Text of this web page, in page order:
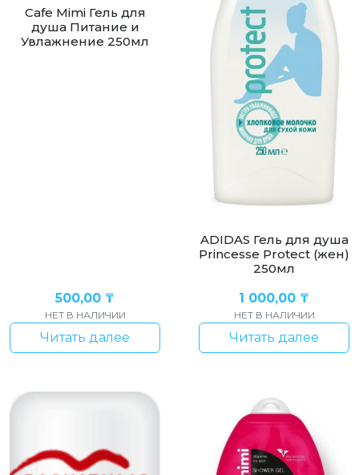
Cafe Mimi Гель для
душа Питание и
Увлажнение 250мл
500,00 ₸
НЕТ В НАЛИЧИИ
Читать далее
ADIDAS Гель для душа
Princesse Protect (жен)
250мл
1 000,00 ₸
НЕТ В НАЛИЧИИ
Читать далее